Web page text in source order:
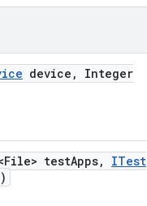
device , Integer
testApps,
ITest